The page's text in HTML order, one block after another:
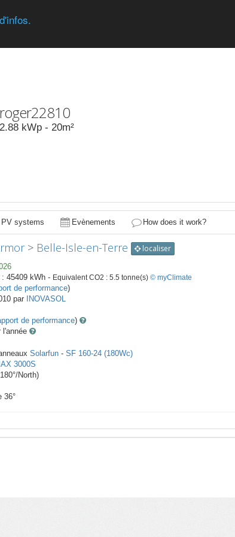
roger22810
2.88 kWp - 20m²
PV systems Evènements How does it work?
> Belle-Isle-en-Terre localiser
: 45409 kWh - Equivalent CO2 : 5.5 tonne(s) © myClimate
de performance)
par
INOVASOL
de performance)
l'année
Solarfun - SF 160-24 (180Wc)
3000S
180°/North)
36°